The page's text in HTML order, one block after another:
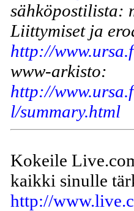
Liittymiset ja
http://
www-arkisto:
http://
l/summary.html
Kokeile
kaikki sinulle
http://